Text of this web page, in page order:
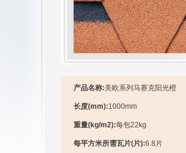
产品名称:美欧系列马赛克阳光橙
长度(mm):1000mm
重量(kg/m2):每包22kg
每平方米所需瓦片(片):6.8片